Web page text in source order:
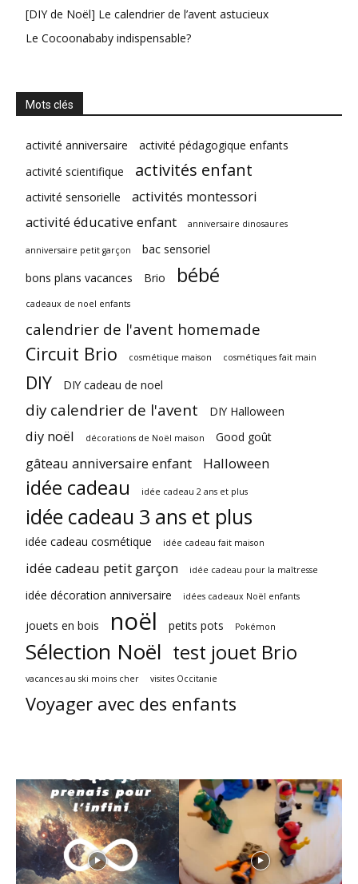
[DIY de Noël] Le calendrier de l’avent astucieux
Le Cocoonababy indispensable?
Mots clés
activité anniversaire
activité pédagogique enfants
activité scientifique
activités enfant
activité sensorielle
activités montessori
activité éducative enfant
anniversaire dinosaures
anniversaire petit garçon
bac sensoriel
bons plans vacances
Brio bébé
cadeaux de noel enfants
calendrier de l'avent homemade
Circuit Brio cosmétique maison cosmétiques fait main
DIY DIY cadeau de noel
diy calendrier de l'avent DIY Halloween
diy noël décorations de Noël maison Good goût
gâteau anniversaire enfant Halloween
idée cadeau idée cadeau 2 ans et plus
idée cadeau 3 ans et plus
idée cadeau cosmétique idée cadeau fait maison
idée cadeau petit garçon idée cadeau pour la maîtresse
idée décoration anniversaire idées cadeaux Noël enfants
jouets en bois noël petits pots Pokémon
Sélection Noël test jouet Brio
vacances au ski moins cher visites Occitanie
Voyager avec des enfants